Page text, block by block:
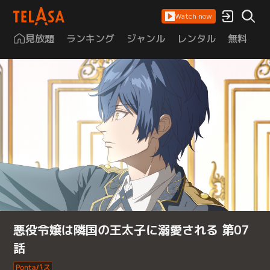
Watch now
見放題 ランキング ジャンル レンタル 無料
悪役令嬢は隣国の王太子に溺愛される 第07
話